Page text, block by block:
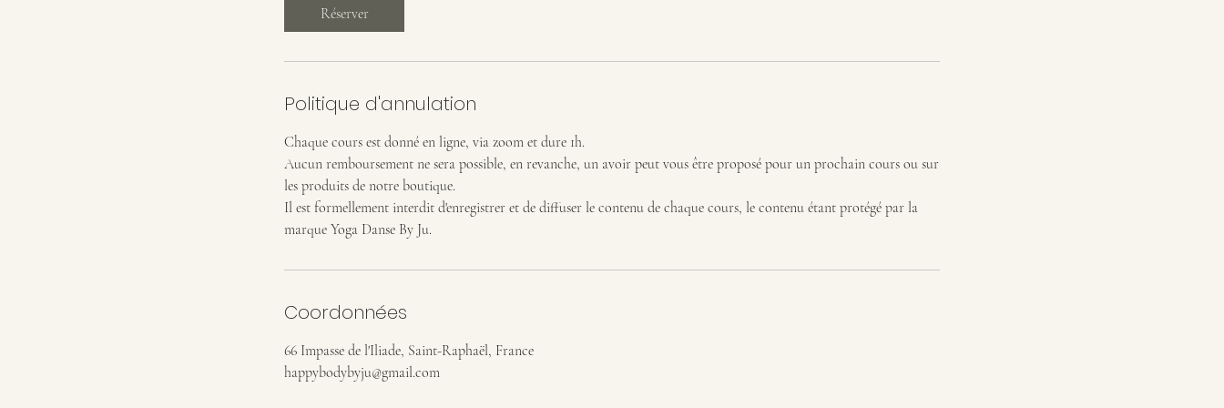
Réserver
Politique d'annulation
Chaque cours est donné en ligne, via zoom et dure 1h.
Aucun remboursement ne sera possible, en revanche, un avoir peut vous être proposé pour un prochain cours ou sur
les produits de notre boutique.
Il est formellement interdit d'enregistrer et de diffuser le contenu de chaque cours, le contenu étant protégé par la
marque Yoga Danse By Ju.
Coordonnées
66 Impasse de l'Iliade, Saint-Raphaël, France
happybodybyju@gmail.com